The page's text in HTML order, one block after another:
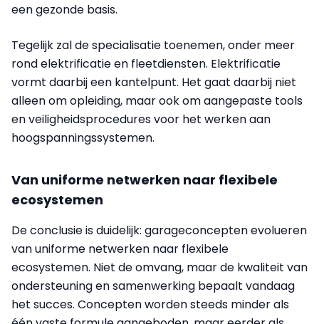
een gezonde basis.
Tegelijk zal de specialisatie toenemen, onder meer
rond elektrificatie en fleetdiensten. Elektrificatie
vormt daarbij een kantelpunt. Het gaat daarbij niet
alleen om opleiding, maar ook om aangepaste tools
en veiligheidsprocedures voor het werken aan
hoogspanningssystemen.
Van uniforme netwerken naar flexibele
ecosystemen
De conclusie is duidelijk: garageconcepten evolueren
van uniforme netwerken naar flexibele
ecosystemen. Niet de omvang, maar de kwaliteit van
ondersteuning en samenwerking bepaalt vandaag
het succes. Concepten worden steeds minder als